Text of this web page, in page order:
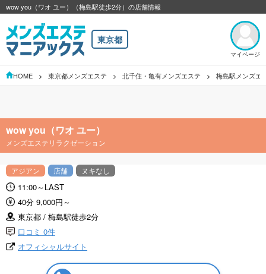
wow you（ワオ ユー）（梅島駅徒歩2分）の店舗情報
東京都
マイページ
HOME 東京都メンズエステ 北千住・亀有メンズエステ 梅島駅メンズエ
wow you（ワオ ユー）
メンズエステリラクゼーション
アジアン 店舗 ヌキなし
11:00～LAST
40分 9,000円～
東京都 / 梅島駅徒歩2分
口コミ 0件
オフィシャルサイト